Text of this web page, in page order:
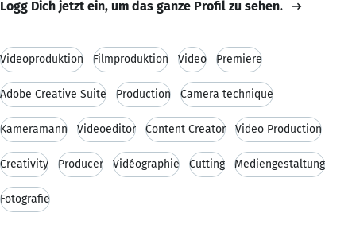
Logg Dich jetzt ein, um das ganze Profil zu sehen.
Videoproduktion Filmproduktion Video Premiere
Adobe Creative Suite Production Camera technique
Kameramann Videoeditor Content Creator Video Production
Creativity Producer Vidéographie Cutting Mediengestaltung
Fotografie